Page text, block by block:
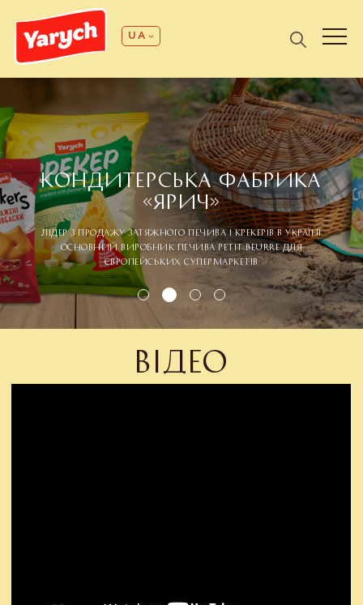
UA
КОНДИТЕРСЬКА ФАБРИКА
«ЯРИЧ»
ЛІДЕР З ПРОДАЖУ ЗАТЯЖНОГО ПЕЧИВА І КРЕКЕРІВ В УКРАЇНІ
ОСНОВНИЙ ВИРОБНИК ПЕЧИВА PETIT BEURRE ДЛЯ
ЄВРОПЕЙСЬКИХ СУПЕРМАРКЕТІВ
ВІДЕО